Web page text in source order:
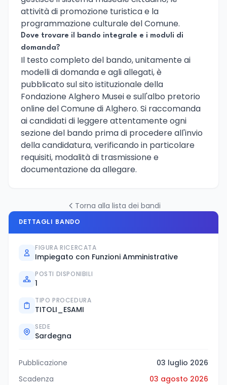
attività di promozione turistica e la
programmazione culturale del Comune.
Dove trovare il bando integrale e i moduli di
domanda?
Il testo completo del bando, unitamente ai
modelli di domanda e agli allegati, è
pubblicato sul sito istituzionale della
Fondazione Alghero Musei e sull'albo pretorio
online del Comune di Alghero. Si raccomanda
ai candidati di leggere attentamente ogni
sezione del bando prima di procedere all'invio
della candidatura, verificando in particolare
requisiti, modalità di trasmissione e
documentazione da allegare.
Torna alla lista dei bandi
DETTAGLI BANDO
FIGURA RICERCATA
Impiegato con Funzioni Amministrative
POSTI DISPONIBILI
1
TIPO PROCEDURA
TITOLI_ESAMI
SEDE
Sardegna
Pubblicazione
03 luglio 2026
Scadenza
03 agosto 2026